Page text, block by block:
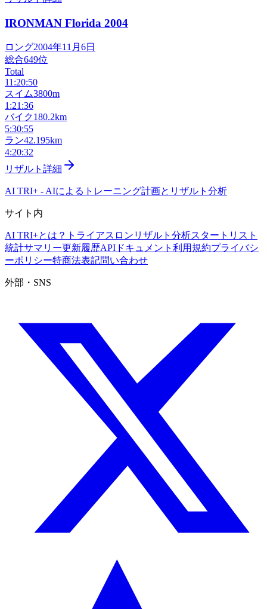
IRONMAN Florida 2004
ロング2004年11月6日
総合649位
Total
11:20:50
スイム3800m
1:21:36
バイク180.2km
5:30:55
ラン42.195km
4:20:32
リザルト詳細
AI TRI+ - AIによるトレーニング計画とリザルト分析
サイト内
AI TRI+とは？ トライアスロンリザルト分析スタートリスト
統計サマリー更新履歴APIドキュメント 利用規約プライバシ
ーポリシー特商法表記問い合わせ
外部・SNS